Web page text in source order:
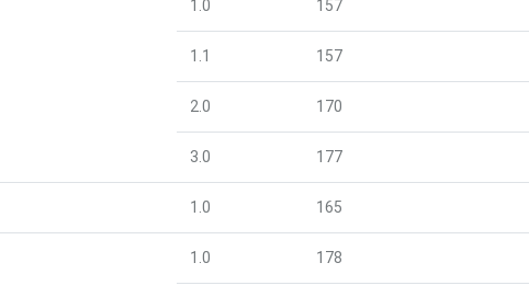
1.0 157
1.1 157
2.0 170
3.0 177
1.0 165
1.0 178